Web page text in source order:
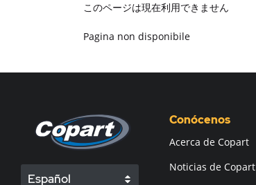
このページは現在利用できません
Pagina non disponibile
Español
Conócenos
Acerca de Copart
Noticias de Copart